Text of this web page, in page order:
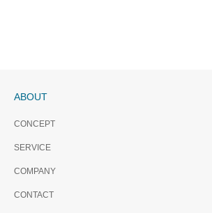
ABOUT
CONCEPT
SERVICE
COMPANY
CONTACT